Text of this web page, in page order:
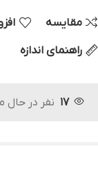
مقایسه
راهنمای اندازه
17 نفر در